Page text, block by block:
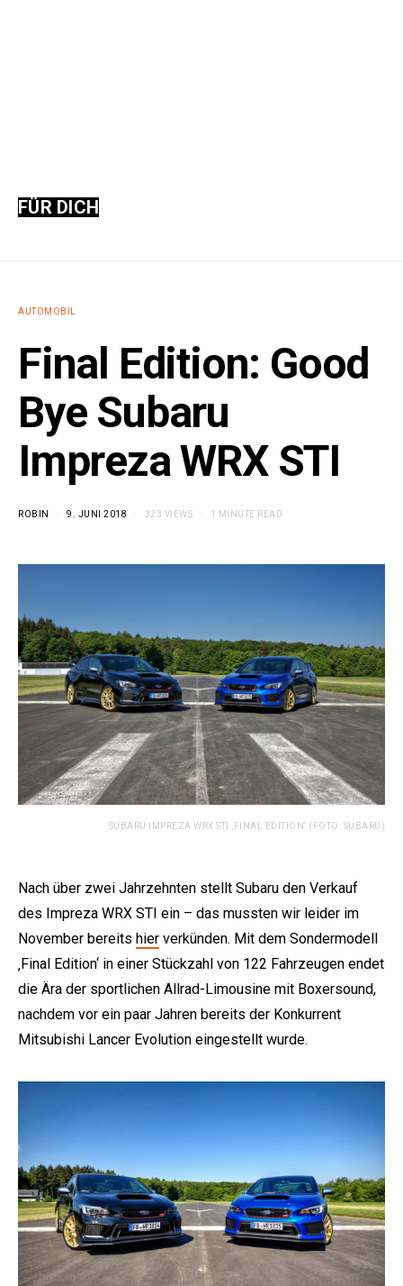
FÜR DICH
AUTOMOBIL
Final Edition: Good
Bye Subaru
Impreza WRX STI
ROBIN 9. JUNI 2018 323 VIEWS 1 MINUTE READ
SUBARU IMPREZA WRX STI ‚FINAL EDITION‘ (FOTO: SUBARU)
Nach über zwei Jahrzehnten stellt Subaru den Verkauf
des Impreza WRX STI ein – das mussten wir leider im
November bereits hier verkünden. Mit dem Sondermodell
‚Final Edition‘ in einer Stückzahl von 122 Fahrzeugen endet
die Ära der sportlichen Allrad-Limousine mit Boxersound,
nachdem vor ein paar Jahren bereits der Konkurrent
Mitsubishi Lancer Evolution eingestellt wurde.